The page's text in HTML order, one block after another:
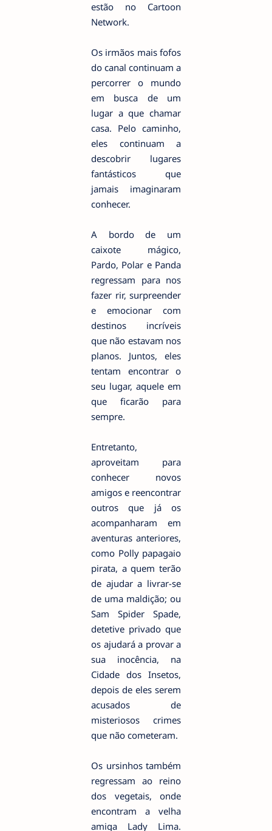
estão no Cartoon
Network.
Os irmãos mais fofos
do canal continuam a
percorrer o mundo
em busca de um
lugar a que chamar
casa. Pelo caminho,
eles continuam a
descobrir lugares
fantásticos que
jamais imaginaram
conhecer.
A bordo de um
caixote mágico,
Pardo, Polar e Panda
regressam para nos
fazer rir, surpreender
e emocionar com
destinos incríveis
que não estavam nos
planos. Juntos, eles
tentam encontrar o
seu lugar, aquele em
que ficarão para
sempre.
Entretanto,
aproveitam para
conhecer novos
amigos e reencontrar
outros que já os
acompanharam em
aventuras anteriores,
como Polly papagaio
pirata, a quem terão
de ajudar a livrar-se
de uma maldição; ou
Sam Spider Spade,
detetive privado que
os ajudará a provar a
sua inocência, na
Cidade dos Insetos,
depois de eles serem
acusados de
misteriosos crimes
que não cometeram.
Os ursinhos também
regressam ao reino
dos vegetais, onde
encontram a velha
amiga Lady Lima.